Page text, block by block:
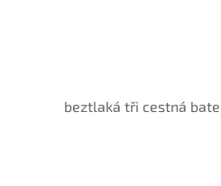
beztlaká tři cestná